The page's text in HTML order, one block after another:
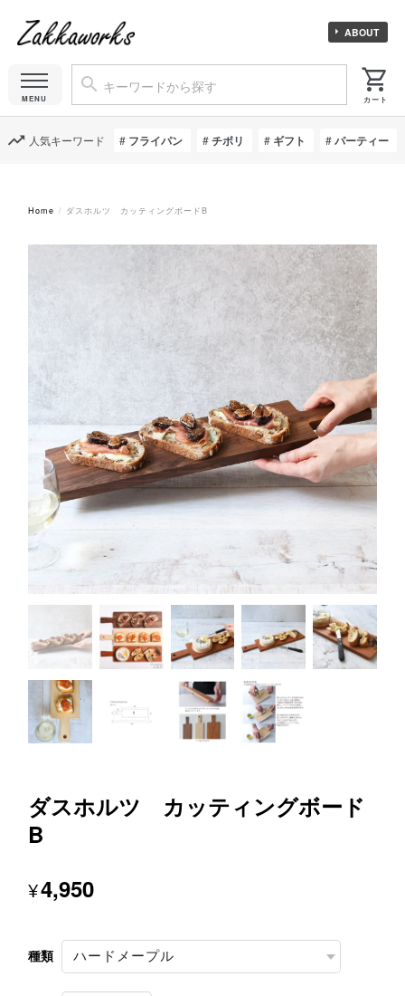
ABOUT
人気キーワード フライパン チボリ ギフト パーティー
Home ダスホルツ カッティングボードB
ダスホルツ カッティングボード
B
¥4,950
種類